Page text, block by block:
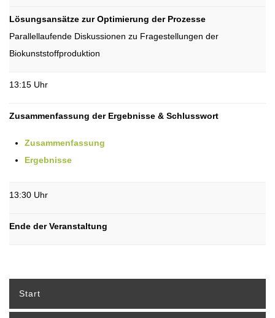
Lösungsansätze zur Optimierung der Prozesse
Parallellaufende Diskussionen zu Fragestellungen der
Biokunststoffproduktion
13:15 Uhr
Zusammenfassung der Ergebnisse & Schlusswort
Zusammenfassung
Ergebnisse
13:30 Uhr
Ende der Veranstaltung
Start